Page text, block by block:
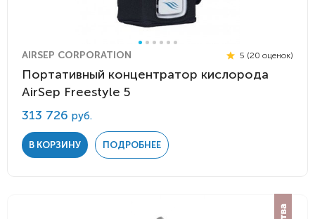
AIRSEP CORPORATION 5 (20 оценок)
Портативный концентратор кислорода
AirSep Freestyle 5
313 726 руб.
В КОРЗИНУ ПОДРОБНЕЕ